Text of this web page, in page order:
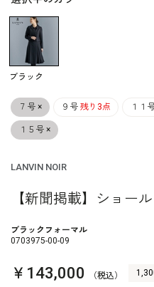
ブラック
７号 × ９号 残り3点 １１
１５号 ×
LANVIN NOIR
【新聞掲載】ショー
ブラックフォーマル
0703975-00-09
￥143,000 （税込）